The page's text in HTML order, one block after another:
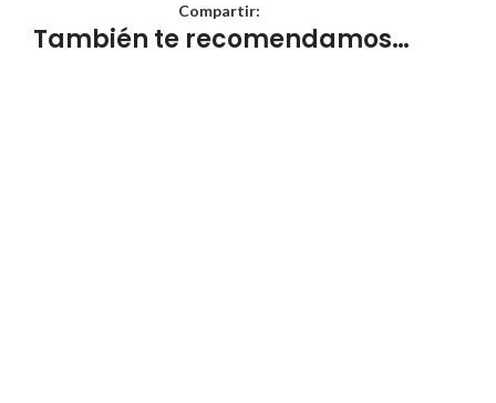
Compartir:
También te recomendamos…